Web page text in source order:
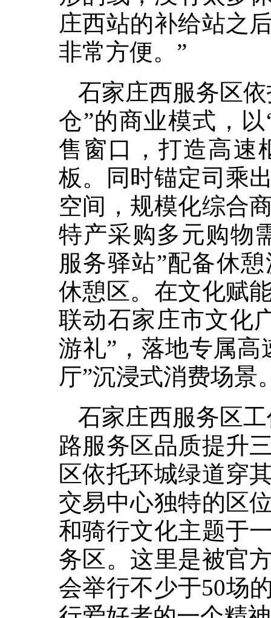
庄西站的补给站之
非常方便。”
石家庄西服务区
仓”的商业模式，
售窗口，打造高速
板。同时锚定司乘
空间，规模化综合
特产采购多元购物
服务驿站”配备休
休憩区。在文化赋
联动石家庄市文化
游礼”，落地专属
厅”沉浸式消费场景
石家庄西服务区
路服务区品质提升
区依托环城绿道穿
交易中心独特的区
和骑行文化主题于
务区。这里是被官
会举行不少于50场